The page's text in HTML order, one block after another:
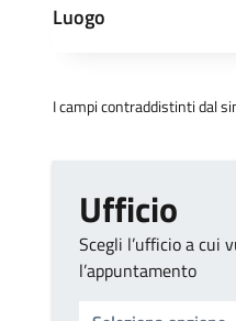
Luogo
I campi contraddistinti dal
Ufficio
Scegli l’ufficio a cui
l’appuntamento
Tipo di ufficio